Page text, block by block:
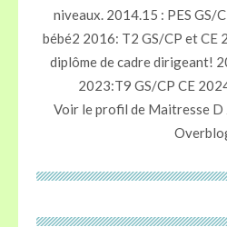
niveaux. 2014.15 : PES GS/
bébé2 2016: T2 GS/CP et CE
diplôme de cadre dirigeant!
2023:T9 GS/CP CE
Voir le profil de Maitresse D